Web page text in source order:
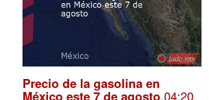
Precio de la gasolina en
México este 7 de agosto.04:20